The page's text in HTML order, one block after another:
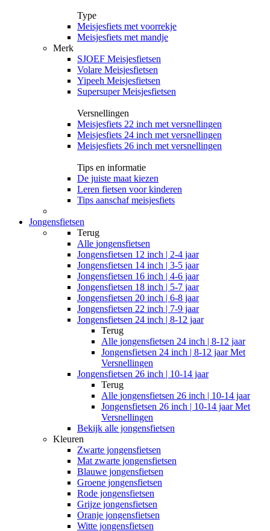
Type
Meisjesfiets met voorrekje
Meisjesfiets met mandje
Merk
SJOEF Meisjesfietsen
Volare Meisjesfietsen
Yipeeh Meisjesfietsen
Supersuper Meisjesfietsen
Versnellingen
Meisjesfiets 22 inch met versnellingen
Meisjesfiets 24 inch met versnellingen
Meisjesfiets 26 inch met versnellingen
Tips en informatie
De juiste maat kiezen
Leren fietsen voor kinderen
Tips aanschaf meisjesfiets
Jongensfietsen
Terug
Alle jongensfietsen
Jongensfietsen 12 inch | 2-4 jaar
Jongensfietsen 14 inch | 3-5 jaar
Jongensfietsen 16 inch | 4-6 jaar
Jongensfietsen 18 inch | 5-7 jaar
Jongensfietsen 20 inch | 6-8 jaar
Jongensfietsen 22 inch | 7-9 jaar
Jongensfietsen 24 inch | 8-12 jaar
Terug
Alle jongensfietsen 24 inch | 8-12 jaar
Jongensfietsen 24 inch | 8-12 jaar Met
Versnellingen
Jongensfietsen 26 inch | 10-14 jaar
Terug
Alle jongensfietsen 26 inch | 10-14 jaar
Jongensfietsen 26 inch | 10-14 jaar Met
Versnellingen
Bekijk alle jongensfietsen
Kleuren
Zwarte jongensfietsen
Mat zwarte jongensfietsen
Blauwe jongensfietsen
Groene jongensfietsen
Rode jongensfietsen
Grijze jongensfietsen
Oranje jongensfietsen
Witte jongensfietsen